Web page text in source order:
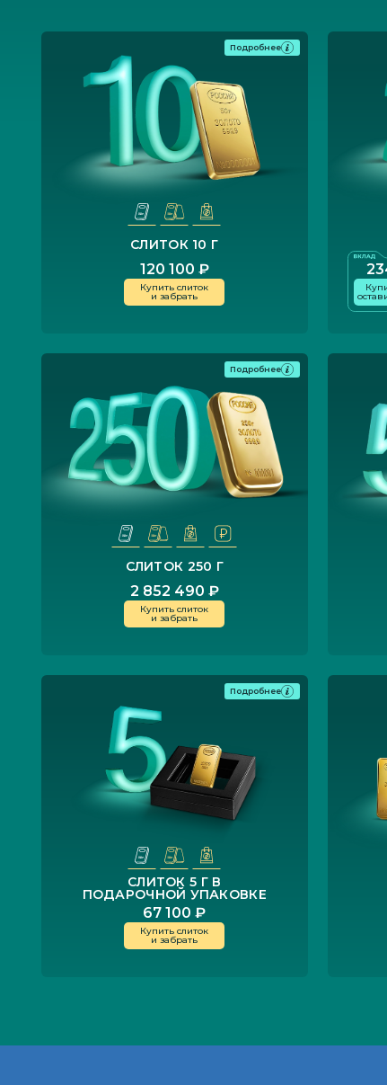
Подробнее
СЛИТОК 10 Г
120 100 ₽
Купить слиток
и забрать
Подробнее
СЛИТОК 250 Г
2 852 490 ₽
Купить слиток
и забрать
Подробнее
СЛИТОК 5 Г В
ПОДАРОЧНОЙ УПАКОВКЕ
67 100 ₽
Купить слиток
и забрать